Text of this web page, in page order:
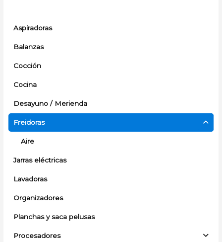
Aspiradoras
Balanzas
Cocción
Cocina
Desayuno / Merienda
Freidoras
Aire
Jarras eléctricas
Lavadoras
Organizadores
Planchas y saca pelusas
Procesadores